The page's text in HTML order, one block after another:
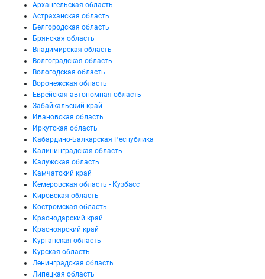
Архангельская область
Астраханская область
Белгородская область
Брянская область
Владимирская область
Волгоградская область
Вологодская область
Воронежская область
Еврейская автономная область
Забайкальский край
Ивановская область
Иркутская область
Кабардино-Балкарская Республика
Калининградская область
Калужская область
Камчатский край
Кемеровская область - Кузбасс
Кировская область
Костромская область
Краснодарский край
Красноярский край
Курганская область
Курская область
Ленинградская область
Липецкая область